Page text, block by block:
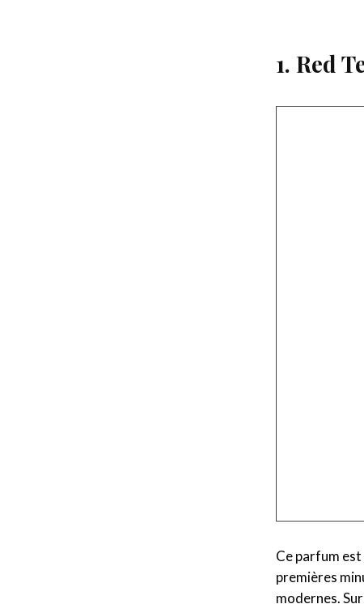
1. Red
Ce parfum est
premières
modernes.